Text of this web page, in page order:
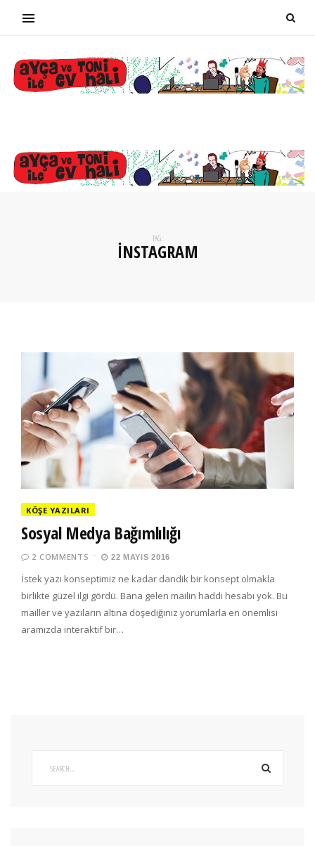
TAG:
INSTAGRAM
KÖŞE YAZILARI
Sosyal Medya Bağımlılığı
2 COMMENTS 22 MAYIS 2016
İstek yazı konseptimiz ne kadar dandik bir konsept olmakla
birlikte güzel ilgi gördü. Bana gelen mailin haddi hesabı yok. Bu
mailler ve yazıların altına döşediğiniz yorumlarla en önemlisi
aramızda interaktif bir…